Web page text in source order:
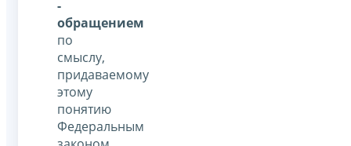
-
обращением
по
смыслу,
придаваемому
этому
понятию
Федеральным